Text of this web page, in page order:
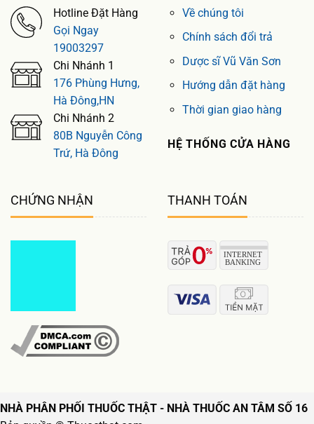
Hotline Đặt Hàng
Gọi Ngay
19003297
Chi Nhánh 1
176 Phùng Hưng,
Hà Đông,HN
Chi Nhánh 2
80B Nguyễn Công
Trứ, Hà Đông
Về chúng tôi
Chính sách đổi trả
Dược sĩ Vũ Văn Sơn
Hướng dẫn đặt hàng
Thời gian giao hàng
HỆ THỐNG CỬA HÀNG
CHỨNG NHẬN THANH TOÁN
NHÀ PHÂN PHỐI THUỐC THẬT - NHÀ THUỐC AN TÂM SỐ 16